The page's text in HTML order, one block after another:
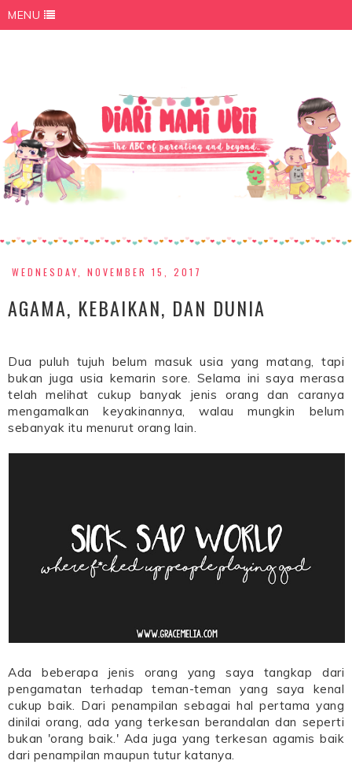
MENU
WEDNESDAY, NOVEMBER 15, 2017
AGAMA, KEBAIKAN, DAN DUNIA
Dua puluh tujuh belum masuk usia yang matang, tapi
bukan juga usia kemarin sore. Selama ini saya merasa
telah melihat cukup banyak jenis orang dan caranya
mengamalkan keyakinannya, walau mungkin belum
sebanyak itu menurut orang lain.
Ada beberapa jenis orang yang saya tangkap dari
pengamatan terhadap teman-teman yang saya kenal
cukup baik. Dari penampilan sebagai hal pertama yang
dinilai orang, ada yang terkesan berandalan dan seperti
bukan 'orang baik.' Ada juga yang terkesan agamis baik
dari penampilan maupun tutur katanya.